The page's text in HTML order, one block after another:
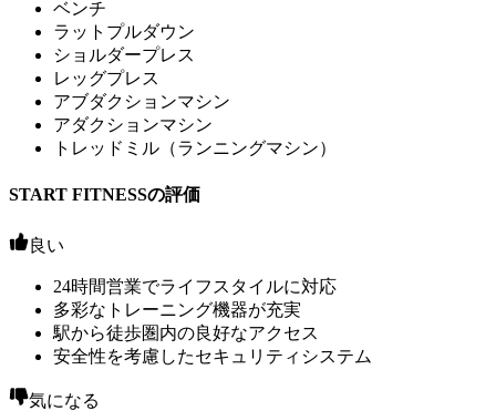
ベンチ
ラットプルダウン
ショルダープレス
レッグプレス
アブダクションマシン
アダクションマシン
トレッドミル（ランニングマシン）
START FITNESSの評価
良い
24時間営業でライフスタイルに対応
多彩なトレーニング機器が充実
駅から徒歩圏内の良好なアクセス
安全性を考慮したセキュリティシステム
気になる